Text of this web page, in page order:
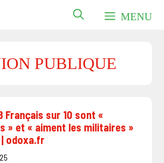
MENU
PUBLIQUE
Français sur 10 sont «
» et « aiment les militaires »
| odoxa.fr